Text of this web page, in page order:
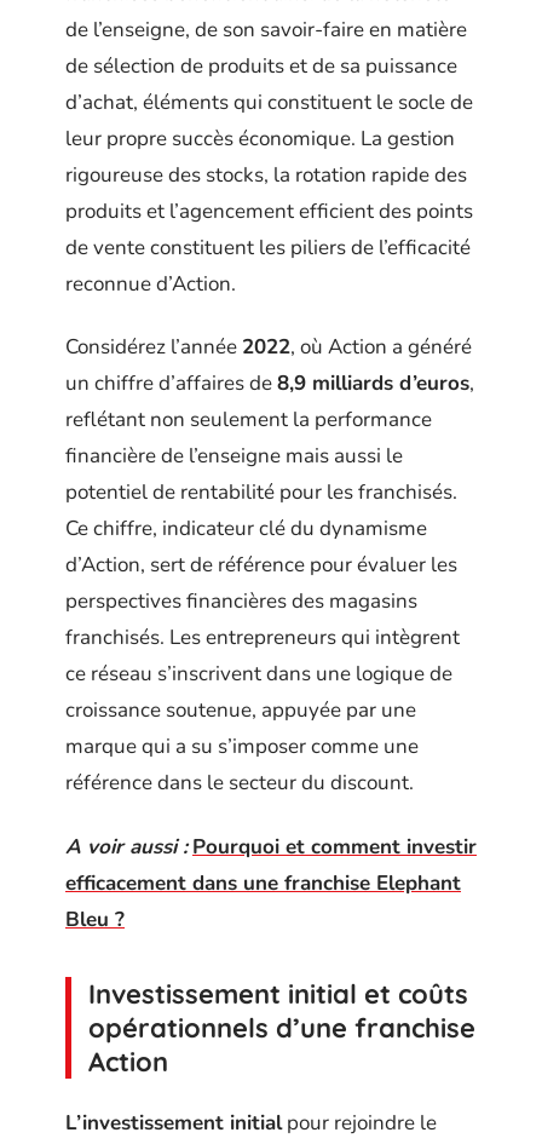
de l’enseigne, de son savoir-faire en matière
de sélection de produits et de sa puissance
d’achat, éléments qui constituent le socle de
leur propre succès économique. La gestion
rigoureuse des stocks, la rotation rapide des
produits et l’agencement efficient des points
de vente constituent les piliers de l’efficacité
reconnue d’Action.
Considérez l’année 2022, où Action a généré
un chiffre d’affaires de8,9 milliards d’euros,
reflétant non seulement la performance
financière de l’enseigne mais aussi le
potentiel de rentabilité pour les franchisés.
Ce chiffre, indicateur clé du dynamisme
d’Action, sert de référence pour évaluer les
perspectives financières des magasins
franchisés. Les entrepreneurs qui intègrent
ce réseau s’inscrivent dans une logique de
croissance soutenue, appuyée par une
marque qui a su s’imposer comme une
référence dans le secteur du discount.
A voir aussi : Pourquoi et comment investir
efficacement dans une franchise Elephant
Bleu ?
Investissement initial et coûts
opérationnels d’une franchise
Action
L’investissement initialpour rejoindre le